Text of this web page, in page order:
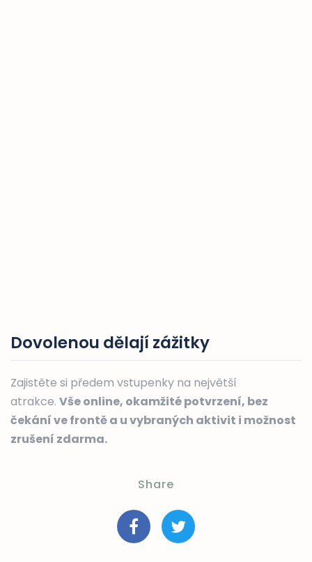
Dovolenou dělají zážitky
Zajistěte si předem vstupenky na největší
atrakce. Vše online, okamžité potvrzení, bez
čekání ve frontě a u vybraných aktivit i možnost
zrušení zdarma.
Share